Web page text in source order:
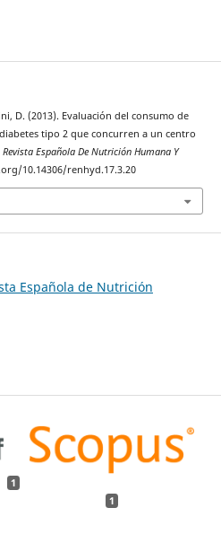
D. (2013). Evaluación del consumo de
tipo 2 que concurren a un centro
Revista Española De Nutrición Humana Y
10.14306/renhyd.17.3.20
Española de Nutrición
1
1